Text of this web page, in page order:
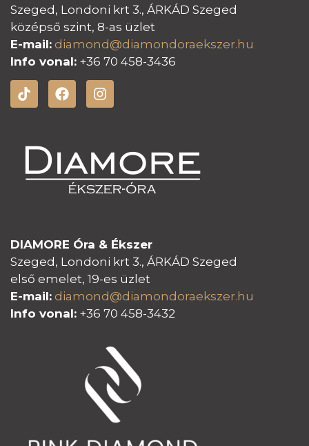
Szeged, Londoni krt 3., ÁRKÁD Szeged
középső szint, 8-as üzlet
E-mail: diamond@diamondoraekszer.hu
Info vonal: +36 70 458-3436
DIAMORE Óra & Ékszer
Szeged, Londoni krt 3., ÁRKÁD Szeged
első emelet, 19-es üzlet
E-mail: diamond@diamondoraekszer.hu
Info vonal: +36 70 458-3432